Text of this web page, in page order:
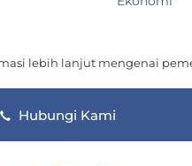
lebih lanjut mengenai
Hubungi Kami